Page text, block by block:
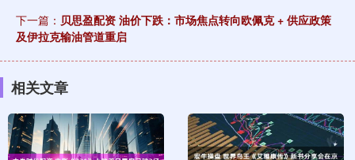
下一篇： 贝思盈配资 油价下跌：市场焦点转向欧佩克 + 供应政策
及伊拉克输油管道重启
相关文章